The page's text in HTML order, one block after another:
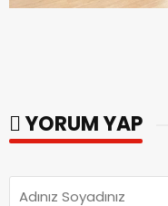
YORUM YAP